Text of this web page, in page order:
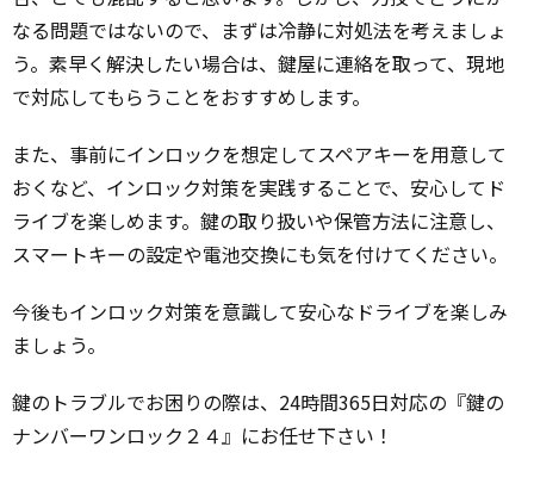
なる問題ではないので、まずは冷静に対処法を考えましょ
う。素早く解決したい場合は、鍵屋に連絡を取って、現地
で対応してもらうことをおすすめします。
また、事前にインロックを想定してスペアキーを用意して
おくなど、インロック対策を実践することで、安心してド
ライブを楽しめます。鍵の取り扱いや保管方法に注意し、
スマートキーの設定や電池交換にも気を付けてください。
今後もインロック対策を意識して安心なドライブを楽しみ
ましょう。
鍵のトラブルでお困りの際は、24時間365日対応の『鍵の
ナンバーワンロック２４』にお任せ下さい！